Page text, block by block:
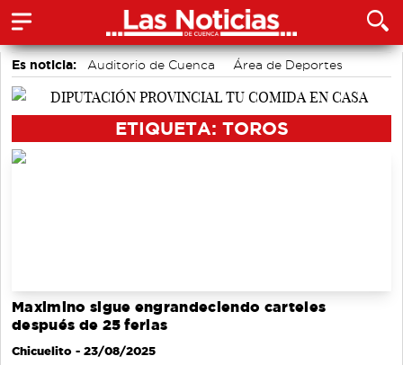
Es noticia: Auditorio de Cuenca
Área de Deportes
Actividades culturales en Cuenca
ETIQUETA: TOROS
Maximino sigue engrandeciendo carteles
después de 25 ferias
Chicuelito - 23/08/2025